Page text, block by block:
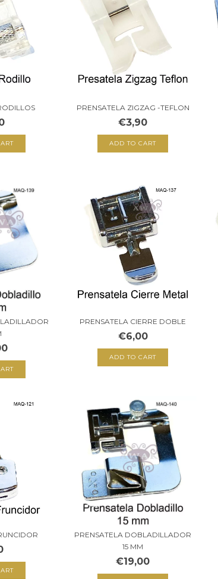
PRENSATELA ZIGZAG -TEFLON
€3,90
PRENSATELA CIERRE DOBLE
€6,00
PRENSATELA DOBLADILLADOR
15 MM
€19,00